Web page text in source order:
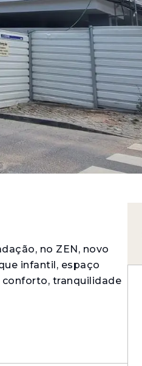
no ZEN, novo
infantil, espaço
tranquilidade